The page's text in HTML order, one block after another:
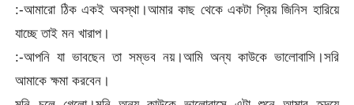
:-আমারো ঠিক একই অবস্থা।আমার কাছ থেকে একটা প্রিয় জিনিস হারিয়ে
যাচ্ছে তাই মন খারাপ।
:-আপনি যা ভাবছেন তা সম্ভব নয়।আমি অন্য কাউকে ভালোবাসি।সরি
আমাকে ক্ষমা করবেন।